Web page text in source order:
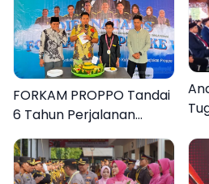
FORKAM PROPPO Tandai
6 Tahun Perjalanan
dengan Peluncuran Mars,
Hymne, dan Buku
Organisasi